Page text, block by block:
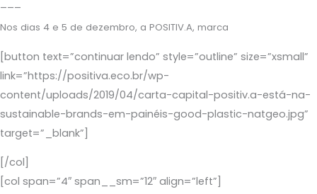
–––
Nos dias 4 e 5 de dezembro, a POSITIV.A, marca
[button text=”continuar lendo” style=”outline” size=”xsmall”
link=”https://positiva.eco.br/wp-
content/uploads/2019/04/carta-capital-positiv.a-está-na-
sustainable-brands-em-painéis-good-plastic-natgeo.jpg”
target=”_blank”]
[/col]
[col span=”4″ span__sm=”12″ align=”left”]